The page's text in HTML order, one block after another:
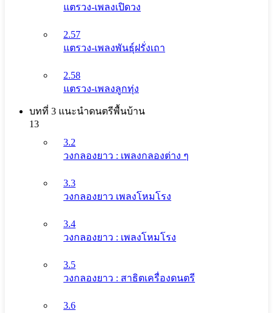
แตรวง-เพลงเปิดวง
2.57
แตรวง-เพลงพันธุ์ฝรั่งเถา
2.58
แตรวง-เพลงลูกทุ่ง
บทที่ 3 แนะนําดนตรีพื้นบ้าน
13
3.2
วงกลองยาว : เพลงกลองต่าง ๆ
3.3
วงกลองยาว เพลงโหมโรง
3.4
วงกลองยาว : เพลงโหมโรง
3.5
วงกลองยาว : สาธิตเครื่องดนตรี
3.6